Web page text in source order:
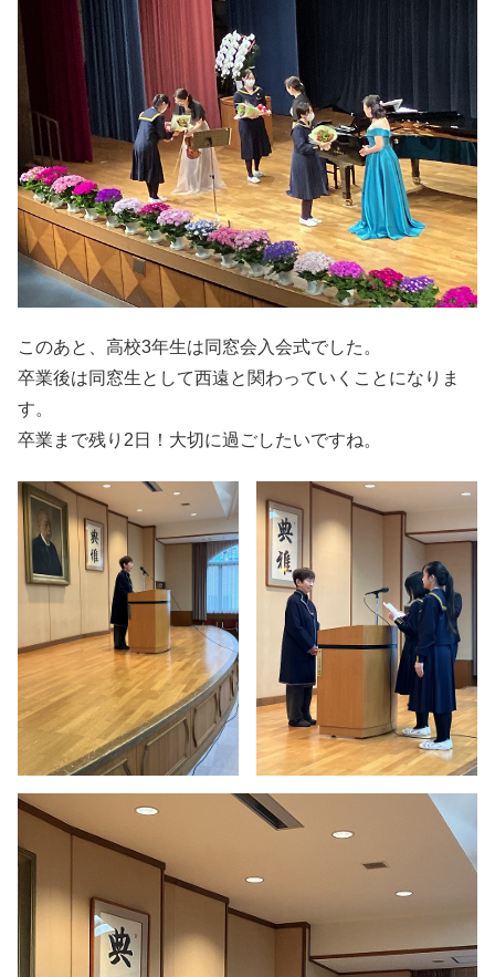
このあと、高校3年生は同窓会入会式でした。
卒業後は同窓生として西遠と関わっていくことになりま
す。
卒業まで残り2日！大切に過ごしたいですね。